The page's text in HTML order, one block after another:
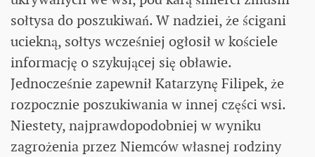
sołtysa do poszukiwań. W nadziei, że ścigani
uciekną, sołtys wcześniej ogłosił w kościele
informację o szykującej się obławie.
Jednocześnie zapewnił Katarzynę Filipek, że
rozpocznie poszukiwania w innej części wsi.
Niestety, najprawdopodobniej w wyniku
zagrożenia przez Niemców własnej rodziny